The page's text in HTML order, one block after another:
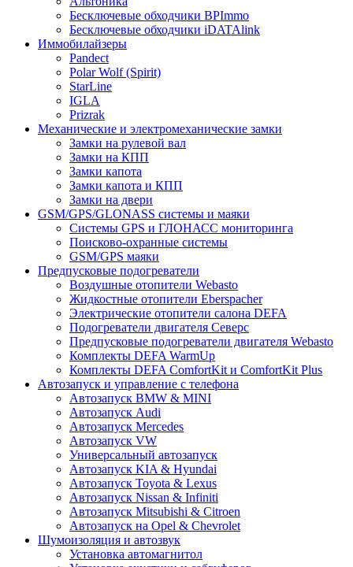
Бесключевые обходчики BPImmo
Бесключевые обходчики iDATAlink
Иммобилайзеры
Pandect
Polar Wolf (Spirit)
StarLine
IGLA
Prizrak
Механические и электромеханические замки
Замки на рулевой вал
Замки на КПП
Замки капота
Замки капота и КПП
Замки на двери
GSM/GPS/GLONASS системы и маяки
Системы GPS и ГЛОНАСС мониторинга
Поисково-охранные системы
GSM/GPS маяки
Предпусковые подогреватели
Воздушные отопители Webasto
Жидкостные отопители Eberspacher
Электрические отопители салона DEFA
Подогреватели двигателя Северс
Предпусковые подогреватели двигателя Webasto
Комплекты DEFA WarmUp
Комплекты DEFA ComfortKit и ComfortKit Plus
Автозапуск и управление с телефона
Автозапуск BMW & MINI
Автозапуск Audi
Автозапуск Mercedes
Автозапуск VW
Универсальный автозапуск
Автозапуск KIA & Hyundai
Автозапуск Toyota & Lexus
Автозапуск Nissan & Infiniti
Автозапуск Mitsubishi & Citroen
Автозапуск на Opel & Chevrolet
Шумоизоляция и автозвук
Установка автомагнитол